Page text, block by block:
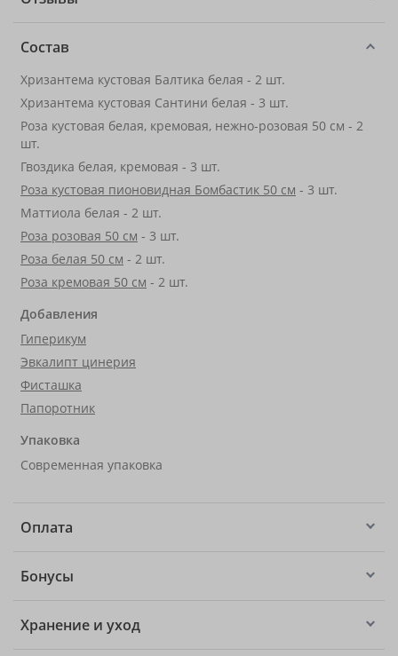
Состав
Хризантема кустовая Балтика белая - 2 шт.
Хризантема кустовая Сантини белая - 3 шт.
Роза кустовая белая, кремовая, нежно-розовая 50 см - 2
шт.
Гвоздика белая, кремовая - 3 шт.
Роза кустовая пионовидная Бомбастик 50 см - 3 шт.
Маттиола белая - 2 шт.
Роза розовая 50 см - 3 шт.
Роза белая 50 см - 2 шт.
Роза кремовая 50 см - 2 шт.
Добавления
Гиперикум
Эвкалипт цинерия
Фисташка
Папоротник
Упаковка
Современная упаковка
Оплата
Бонусы
Хранение и уход